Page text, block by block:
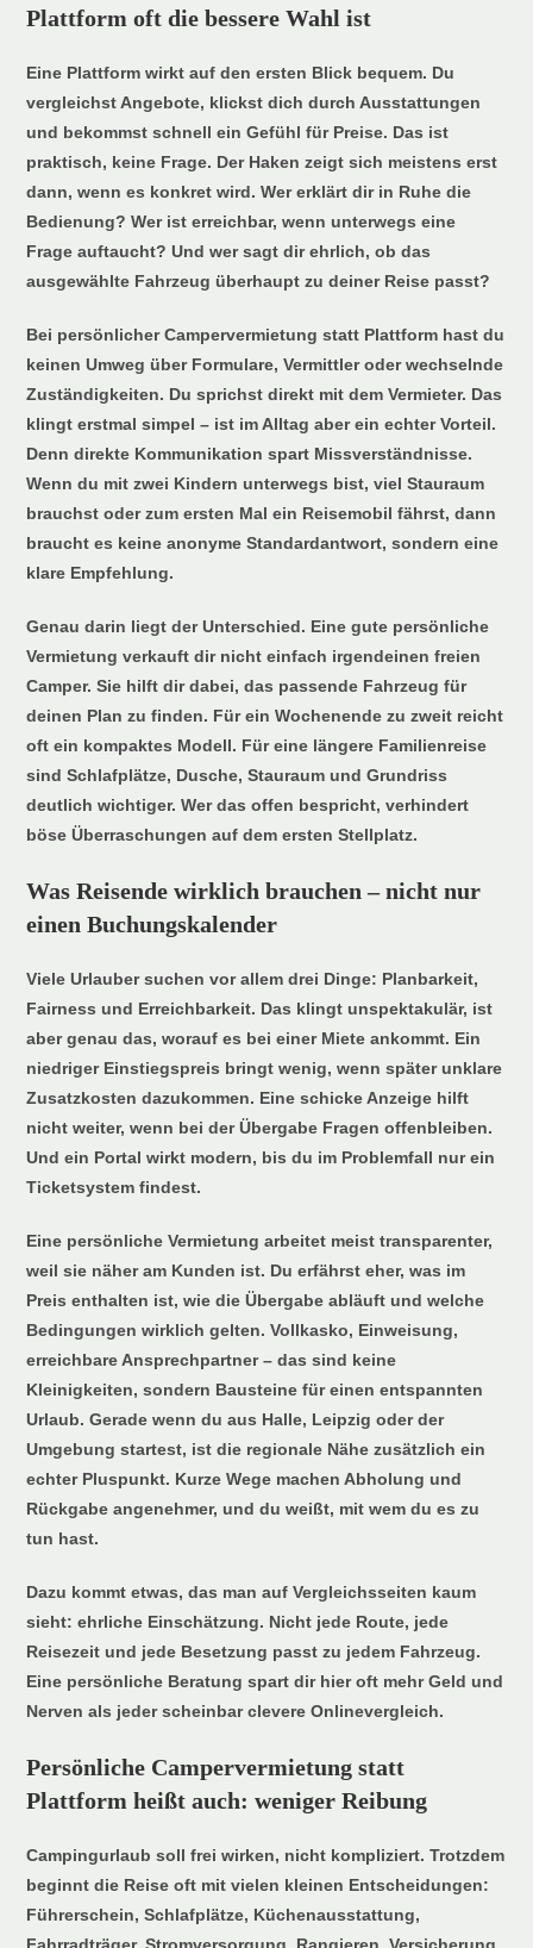
Plattform oft die bessere Wahl ist
Eine Plattform wirkt auf den ersten Blick bequem. Du
vergleichst Angebote, klickst dich durch Ausstattungen
und bekommst schnell ein Gefühl für Preise. Das ist
praktisch, keine Frage. Der Haken zeigt sich meistens erst
dann, wenn es konkret wird. Wer erklärt dir in Ruhe die
Bedienung? Wer ist erreichbar, wenn unterwegs eine
Frage auftaucht? Und wer sagt dir ehrlich, ob das
ausgewählte Fahrzeug überhaupt zu deiner Reise passt?
Bei persönlicher Campervermietung statt Plattform hast du
keinen Umweg über Formulare, Vermittler oder wechselnde
Zuständigkeiten. Du sprichst direkt mit dem Vermieter. Das
klingt erstmal simpel – ist im Alltag aber ein echter Vorteil.
Denn direkte Kommunikation spart Missverständnisse.
Wenn du mit zwei Kindern unterwegs bist, viel Stauraum
brauchst oder zum ersten Mal ein Reisemobil fährst, dann
braucht es keine anonyme Standardantwort, sondern eine
klare Empfehlung.
Genau darin liegt der Unterschied. Eine gute persönliche
Vermietung verkauft dir nicht einfach irgendeinen freien
Camper. Sie hilft dir dabei, das passende Fahrzeug für
deinen Plan zu finden. Für ein Wochenende zu zweit reicht
oft ein kompaktes Modell. Für eine längere Familienreise
sind Schlafplätze, Dusche, Stauraum und Grundriss
deutlich wichtiger. Wer das offen bespricht, verhindert
böse Überraschungen auf dem ersten Stellplatz.
Was Reisende wirklich brauchen – nicht nur
einen Buchungskalender
Viele Urlauber suchen vor allem drei Dinge: Planbarkeit,
Fairness und Erreichbarkeit. Das klingt unspektakulär, ist
aber genau das, worauf es bei einer Miete ankommt. Ein
niedriger Einstiegspreis bringt wenig, wenn später unklare
Zusatzkosten dazukommen. Eine schicke Anzeige hilft
nicht weiter, wenn bei der Übergabe Fragen offenbleiben.
Und ein Portal wirkt modern, bis du im Problemfall nur ein
Ticketsystem findest.
Eine persönliche Vermietung arbeitet meist transparenter,
weil sie näher am Kunden ist. Du erfährst eher, was im
Preis enthalten ist, wie die Übergabe abläuft und welche
Bedingungen wirklich gelten. Vollkasko, Einweisung,
erreichbare Ansprechpartner – das sind keine
Kleinigkeiten, sondern Bausteine für einen entspannten
Urlaub. Gerade wenn du aus Halle, Leipzig oder der
Umgebung startest, ist die regionale Nähe zusätzlich ein
echter Pluspunkt. Kurze Wege machen Abholung und
Rückgabe angenehmer, und du weißt, mit wem du es zu
tun hast.
Dazu kommt etwas, das man auf Vergleichsseiten kaum
sieht: ehrliche Einschätzung. Nicht jede Route, jede
Reisezeit und jede Besetzung passt zu jedem Fahrzeug.
Eine persönliche Beratung spart dir hier oft mehr Geld und
Nerven als jeder scheinbar clevere Onlinevergleich.
Persönliche Campervermietung statt
Plattform heißt auch: weniger Reibung
Campingurlaub soll frei wirken, nicht kompliziert. Trotzdem
beginnt die Reise oft mit vielen kleinen Entscheidungen:
Führerschein, Schlafplätze, Küchenausstattung,
Fahrradträger, Stromversorgung, Rangieren, Versicherung,